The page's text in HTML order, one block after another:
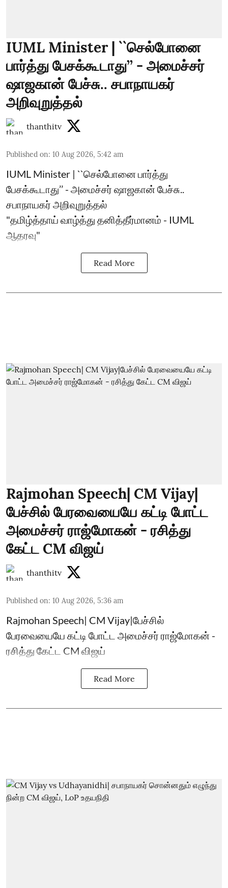
IUML Minister | ``செல்போனை
பார்த்து பேசக்கூடாது’’ - அமைச்சர்
ஷாஜகான் பேச்சு.. சபாநாயகர்
அறிவுறுத்தல்
thanthitv
Published on: 10 Aug 2026, 5:42 am
IUML Minister | ``செல்போனை பார்த்து
பேசக்கூடாது’’ - அமைச்சர் ஷாஜகான் பேச்சு..
சபாநாயகர் அறிவுறுத்தல்
"தமிழ்த்தாய் வாழ்த்து தனித்தீர்மானம் - IUML
ஆதரவு"
Read More
Rajmohan Speech| CM Vijay|
பேச்சில் பேரவையையே கட்டி போட்ட
அமைச்சர் ராஜ்மோகன் - ரசித்து
கேட்ட CM விஜய்
thanthitv
Published on: 10 Aug 2026, 5:36 am
Rajmohan Speech| CM Vijay|பேச்சில்
பேரவையையே கட்டி போட்ட அமைச்சர் ராஜ்மோகன் -
ரசித்து கேட்ட CM விஜய்
Read More